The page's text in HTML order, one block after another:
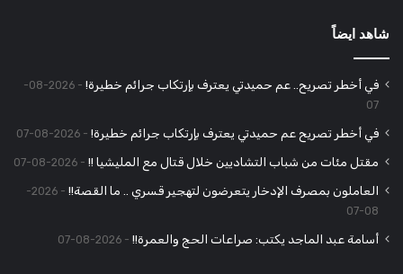
شاهد ايضاً
في أخطر تصريح.. عم حميدتي يعترف بإرتكاب جرائم خطيرة!
2026-08-
07
في أخطر تصريح عم حميدتي يعترف بإرتكاب جرائم خطيرة! 2026-08-07
مقتل مئات من شباب التشاديين خلال قتال مع المليشيا !! 2026-08-07
العاملون بمصرف الإدخار يتعرضون لتهجير قسري .. ما القصة!!
2026-
08-07
أسامة عبد الماجد يكتب: صراعات الحج والعمرة!! 2026-08-07